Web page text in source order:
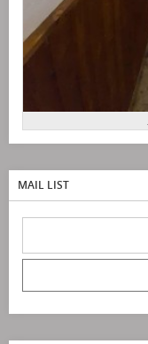
MAIL LIST